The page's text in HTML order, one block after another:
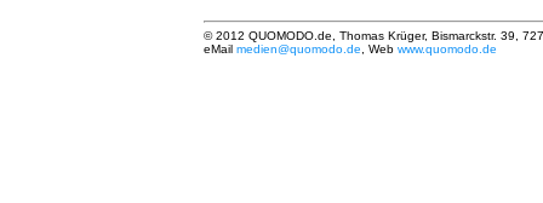
© 2012 QUOMODO.de, Thomas Krüger, Bismarckstr. 39,
eMail medien@quomodo.de , Web www.quomodo.de